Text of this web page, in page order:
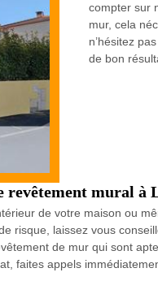
compter sur
mur, cela
n’hésitez
de bon
revêtement mural à
de votre maison ou
risque, laissez vous
de mur qui sont
faites appels